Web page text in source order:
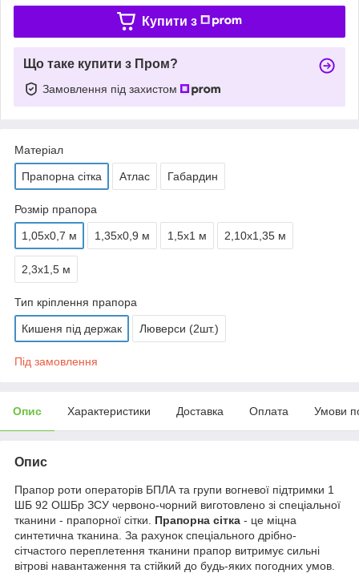
Купити з
Що таке купити з Пром?
Замовлення під захистом
Матеріал
Прапорна сітка Атлас Габардин
Розмір прапора
1,05х0,7 м 1,35х0,9 м 1,5х1 м 2,10х1,35 м
2,3х1,5 м
Тип кріплення прапора
Кишеня під держак Люверси (2шт.)
Під замовлення
Опис Характеристики Доставка Оплата Умови
Опис
Прапор роти операторів БПЛА та групи вогневої підтримки 1
ШБ 92 ОШБр ЗСУ червоно-чорний виготовлено зі спеціальної
тканини - прапорної сітки. Прапорна сітка - це міцна
синтетична тканина. За рахунок спеціального дрібно-
сітчастого переплетення тканини прапор витримує сильні
вітрові навантаження та стійкий до будь-яких погодних умов.